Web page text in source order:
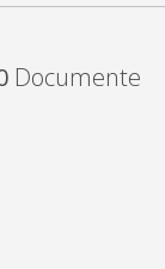
Documente